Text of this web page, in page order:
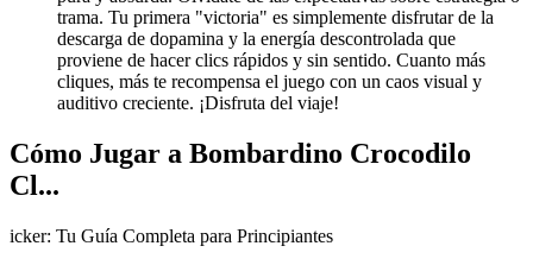
trama. Tu primera "victoria" es simplemente disfrutar de la
descarga de dopamina y la energía descontrolada que
proviene de hacer clics rápidos y sin sentido. Cuanto más
cliques, más te recompensa el juego con un caos visual y
auditivo creciente. ¡Disfruta del viaje!
Cómo Jugar a Bombardino Crocodilo
Cl...
icker: Tu Guía Completa para Principiantes